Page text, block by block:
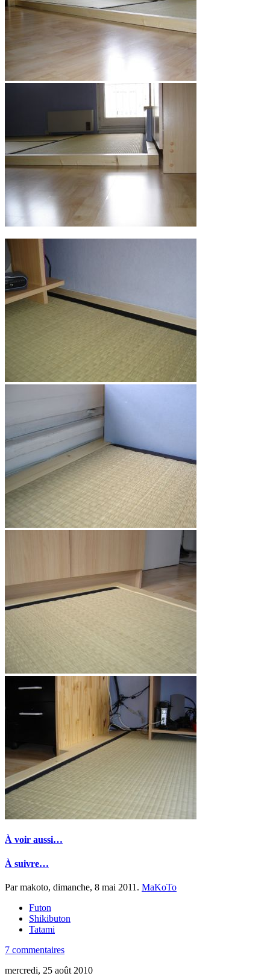
À voir aussi…
À suivre…
Par makoto, dimanche, 8 mai 2011 . MaKoTo
Futon
Shikibuton
Tatami
7 commentaires
mercredi, 25 août 2010